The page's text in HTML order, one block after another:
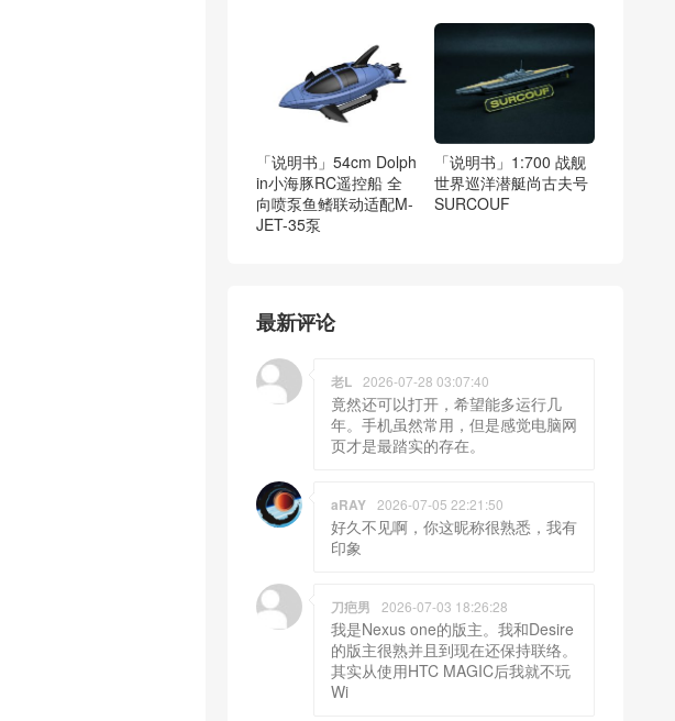
「说明书」54cm Dolph
in小海豚RC遥控船 全
向喷泵鱼鳍联动适配M-
JET-35泵
「说明书」1:700 战舰
世界巡洋潜艇尚古夫号
SURCOUF
最新评论
老L 2026-07-28 03:07:40
竟然还可以打开，希望能多运行几
年。手机虽然常用，但是感觉电脑网
页才是最踏实的存在。
aRAY 2026-07-05 22:21:50
好久不见啊，你这昵称很熟悉，我有
印象
刀疤男 2026-07-03 18:26:28
我是Nexus one的版主。我和Desire
的版主很熟并且到现在还保持联络。
其实从使用HTC MAGIC后我就不玩
Wi